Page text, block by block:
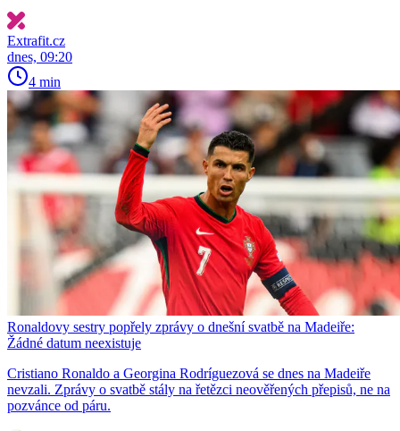
Extrafit.cz
dnes, 09:20
4 min
Ronaldovy sestry popřely zprávy o dnešní svatbě na Madeiře:
Žádné datum neexistuje
Cristiano Ronaldo a Georgina Rodríguezová se dnes na Madeiře
nevzali. Zprávy o svatbě stály na řetězci neověřených přepisů, ne na
pozvánce od páru.